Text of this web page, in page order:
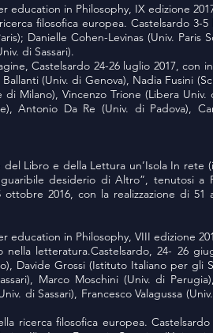
education in Philosophy, IX edizione
filosofica europea. Castelsardo 3-
Danielle Cohen-Levinas (Univ.
di Sassari).
Castelsardo 24-26 luglio 2017, con
(Univ. di Genova), Nadia Fusini
di Milano), Vincenzo Trione (Libera
Antonio Da Re (Univ. di Padova),
del Libro e della Lettura un’Isola In
desiderio di Altro”, tenutosi a
2016, con la realizzazione di
education in Philosophy, VIII edizione
nella letteratura.Castelsardo, 24- 26
Davide Grossi (Istituto Italiano per gli
Marco Moschini (Univ. di
di Sassari), Francesco Valagussa
ricerca filosofica europea.